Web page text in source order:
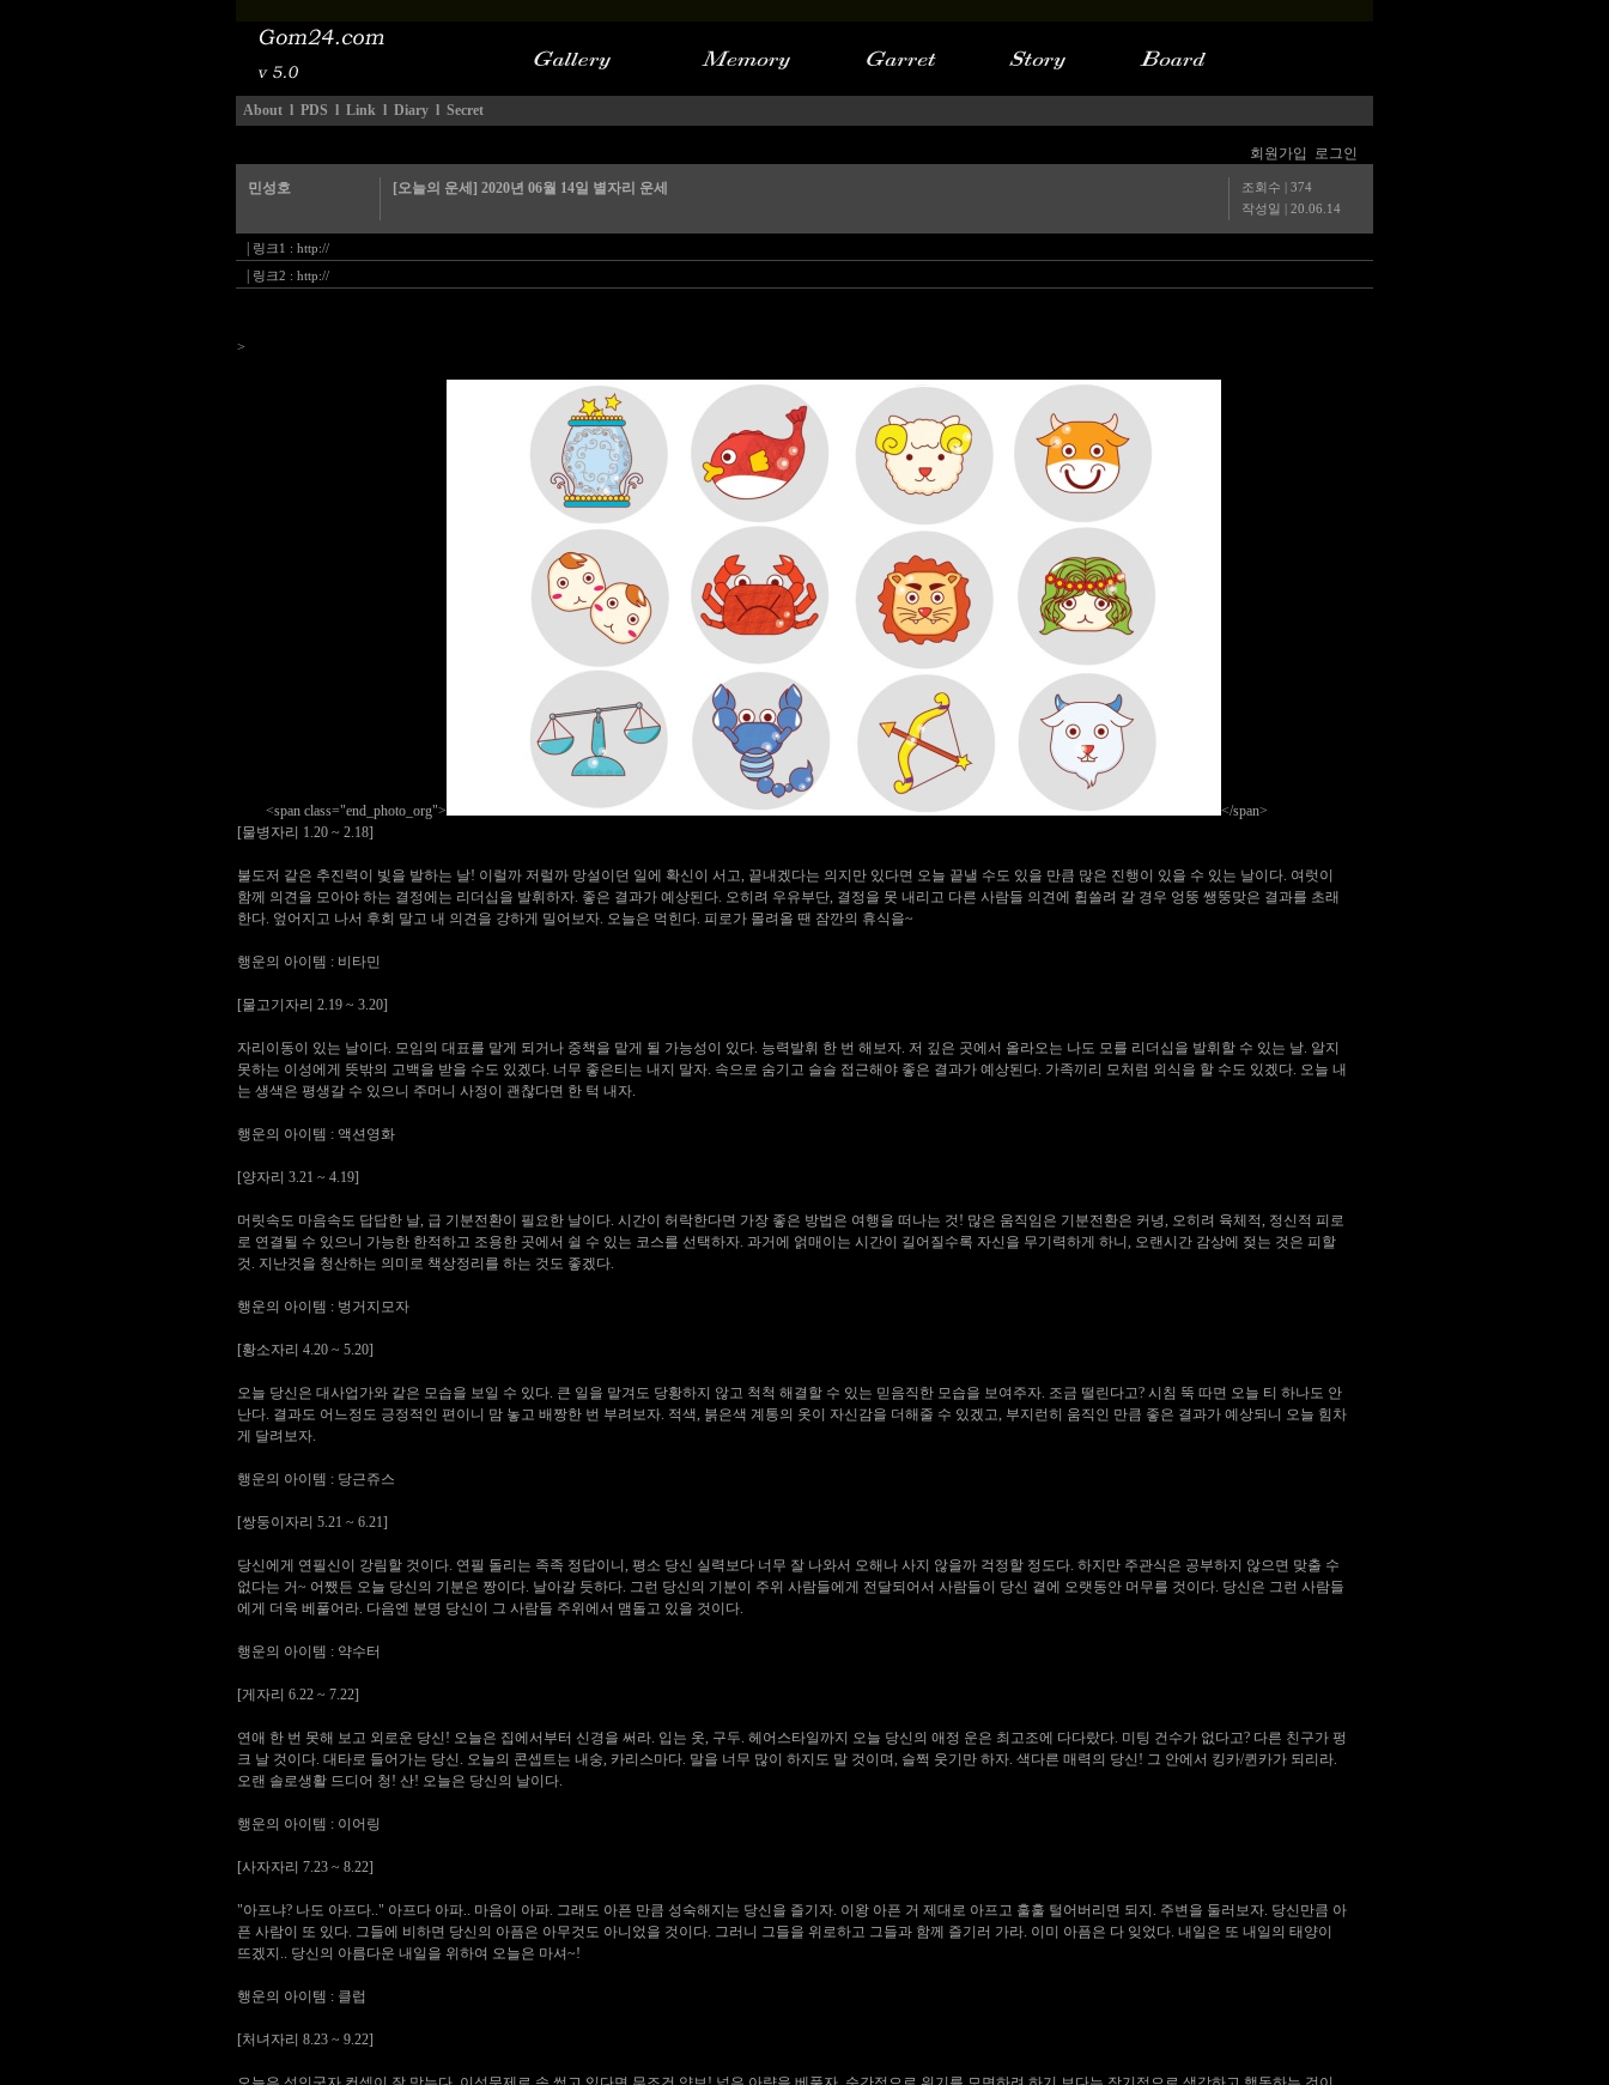
About l PDS l Link l Diary l Secret
회원가입 로그인
민성호 [오늘의 운세] 2020년 06월 14일 별자리 운세
조회수 | 374
작성일 | 20.06.14
링크1 : http://
링크2 : http://
>
<span class="end_photo_org">
</span>
[물병자리 1.20 ~ 2.18]
불도저 같은 추진력이 빛을 발하는 날! 이럴까 저럴까 망설이던 일에 확신이 서고, 끝내겠다는 의지만 있다면 오늘 끝낼 수도 있을 만큼 많은 진행이 있을 수 있는 날이다. 여럿이
함께 의견을 모아야 하는 결정에는 리더십을 발휘하자. 좋은 결과가 예상된다. 오히려 우유부단, 결정을 못 내리고 다른 사람들 의견에 휩쓸려 갈 경우 엉뚱 쌩뚱맞은 결과를 초래
한다. 엎어지고 나서 후회 말고 내 의견을 강하게 밀어보자. 오늘은 먹힌다. 피로가 몰려올 땐 잠깐의 휴식을~
행운의 아이템 : 비타민
[물고기자리 2.19 ~ 3.20]
자리이동이 있는 날이다. 모임의 대표를 맡게 되거나 중책을 맡게 될 가능성이 있다. 능력발휘 한 번 해보자. 저 깊은 곳에서 올라오는 나도 모를 리더십을 발휘할 수 있는 날. 알지
못하는 이성에게 뜻밖의 고백을 받을 수도 있겠다. 너무 좋은티는 내지 말자. 속으로 숨기고 슬슬 접근해야 좋은 결과가 예상된다. 가족끼리 모처럼 외식을 할 수도 있겠다. 오늘 내
는 생색은 평생갈 수 있으니 주머니 사정이 괜찮다면 한 턱 내자.
행운의 아이템 : 액션영화
[양자리 3.21 ~ 4.19]
머릿속도 마음속도 답답한 날, 급 기분전환이 필요한 날이다. 시간이 허락한다면 가장 좋은 방법은 여행을 떠나는 것! 많은 움직임은 기분전환은 커녕, 오히려 육체적, 정신적 피로
로 연결될 수 있으니 가능한 한적하고 조용한 곳에서 쉴 수 있는 코스를 선택하자. 과거에 얽매이는 시간이 길어질수록 자신을 무기력하게 하니, 오랜시간 감상에 젖는 것은 피할
것. 지난것을 청산하는 의미로 책상정리를 하는 것도 좋겠다.
행운의 아이템 : 벙거지모자
[황소자리 4.20 ~ 5.20]
오늘 당신은 대사업가와 같은 모습을 보일 수 있다. 큰 일을 맡겨도 당황하지 않고 척척 해결할 수 있는 믿음직한 모습을 보여주자. 조금 떨린다고? 시침 뚝 따면 오늘 티 하나도 안
난다. 결과도 어느정도 긍정적인 편이니 맘 놓고 배짱한 번 부려보자. 적색, 붉은색 계통의 옷이 자신감을 더해줄 수 있겠고, 부지런히 움직인 만큼 좋은 결과가 예상되니 오늘 힘차
게 달려보자.
행운의 아이템 : 당근쥬스
[쌍둥이자리 5.21 ~ 6.21]
당신에게 연필신이 강림할 것이다. 연필 돌리는 족족 정답이니, 평소 당신 실력보다 너무 잘 나와서 오해나 사지 않을까 걱정할 정도다. 하지만 주관식은 공부하지 않으면 맞출 수
없다는 거~ 어쨌든 오늘 당신의 기분은 짱이다. 날아갈 듯하다. 그런 당신의 기분이 주위 사람들에게 전달되어서 사람들이 당신 곁에 오랫동안 머무를 것이다. 당신은 그런 사람들
에게 더욱 베풀어라. 다음엔 분명 당신이 그 사람들 주위에서 맴돌고 있을 것이다.
행운의 아이템 : 약수터
[게자리 6.22 ~ 7.22]
연애 한 번 못해 보고 외로운 당신! 오늘은 집에서부터 신경을 써라. 입는 옷, 구두. 헤어스타일까지 오늘 당신의 애정 운은 최고조에 다다랐다. 미팅 건수가 없다고? 다른 친구가 펑
크 날 것이다. 대타로 들어가는 당신. 오늘의 콘셉트는 내숭, 카리스마다. 말을 너무 많이 하지도 말 것이며, 슬쩍 웃기만 하자. 색다른 매력의 당신! 그 안에서 킹카/퀸카가 되리라.
오랜 솔로생활 드디어 청! 산! 오늘은 당신의 날이다.
행운의 아이템 : 이어링
[사자자리 7.23 ~ 8.22]
"아프냐? 나도 아프다.." 아프다 아파.. 마음이 아파. 그래도 아픈 만큼 성숙해지는 당신을 즐기자. 이왕 아픈 거 제대로 아프고 훌훌 털어버리면 되지. 주변을 둘러보자. 당신만큼 아
픈 사람이 또 있다. 그들에 비하면 당신의 아픔은 아무것도 아니었을 것이다. 그러니 그들을 위로하고 그들과 함께 즐기러 가라. 이미 아픔은 다 잊었다. 내일은 또 내일의 태양이
뜨겠지.. 당신의 아름다운 내일을 위하여 오늘은 마셔~!
행운의 아이템 : 클럽
[처녀자리 8.23 ~ 9.22]